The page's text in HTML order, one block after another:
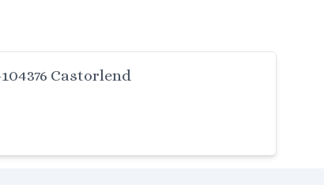
Castorlend